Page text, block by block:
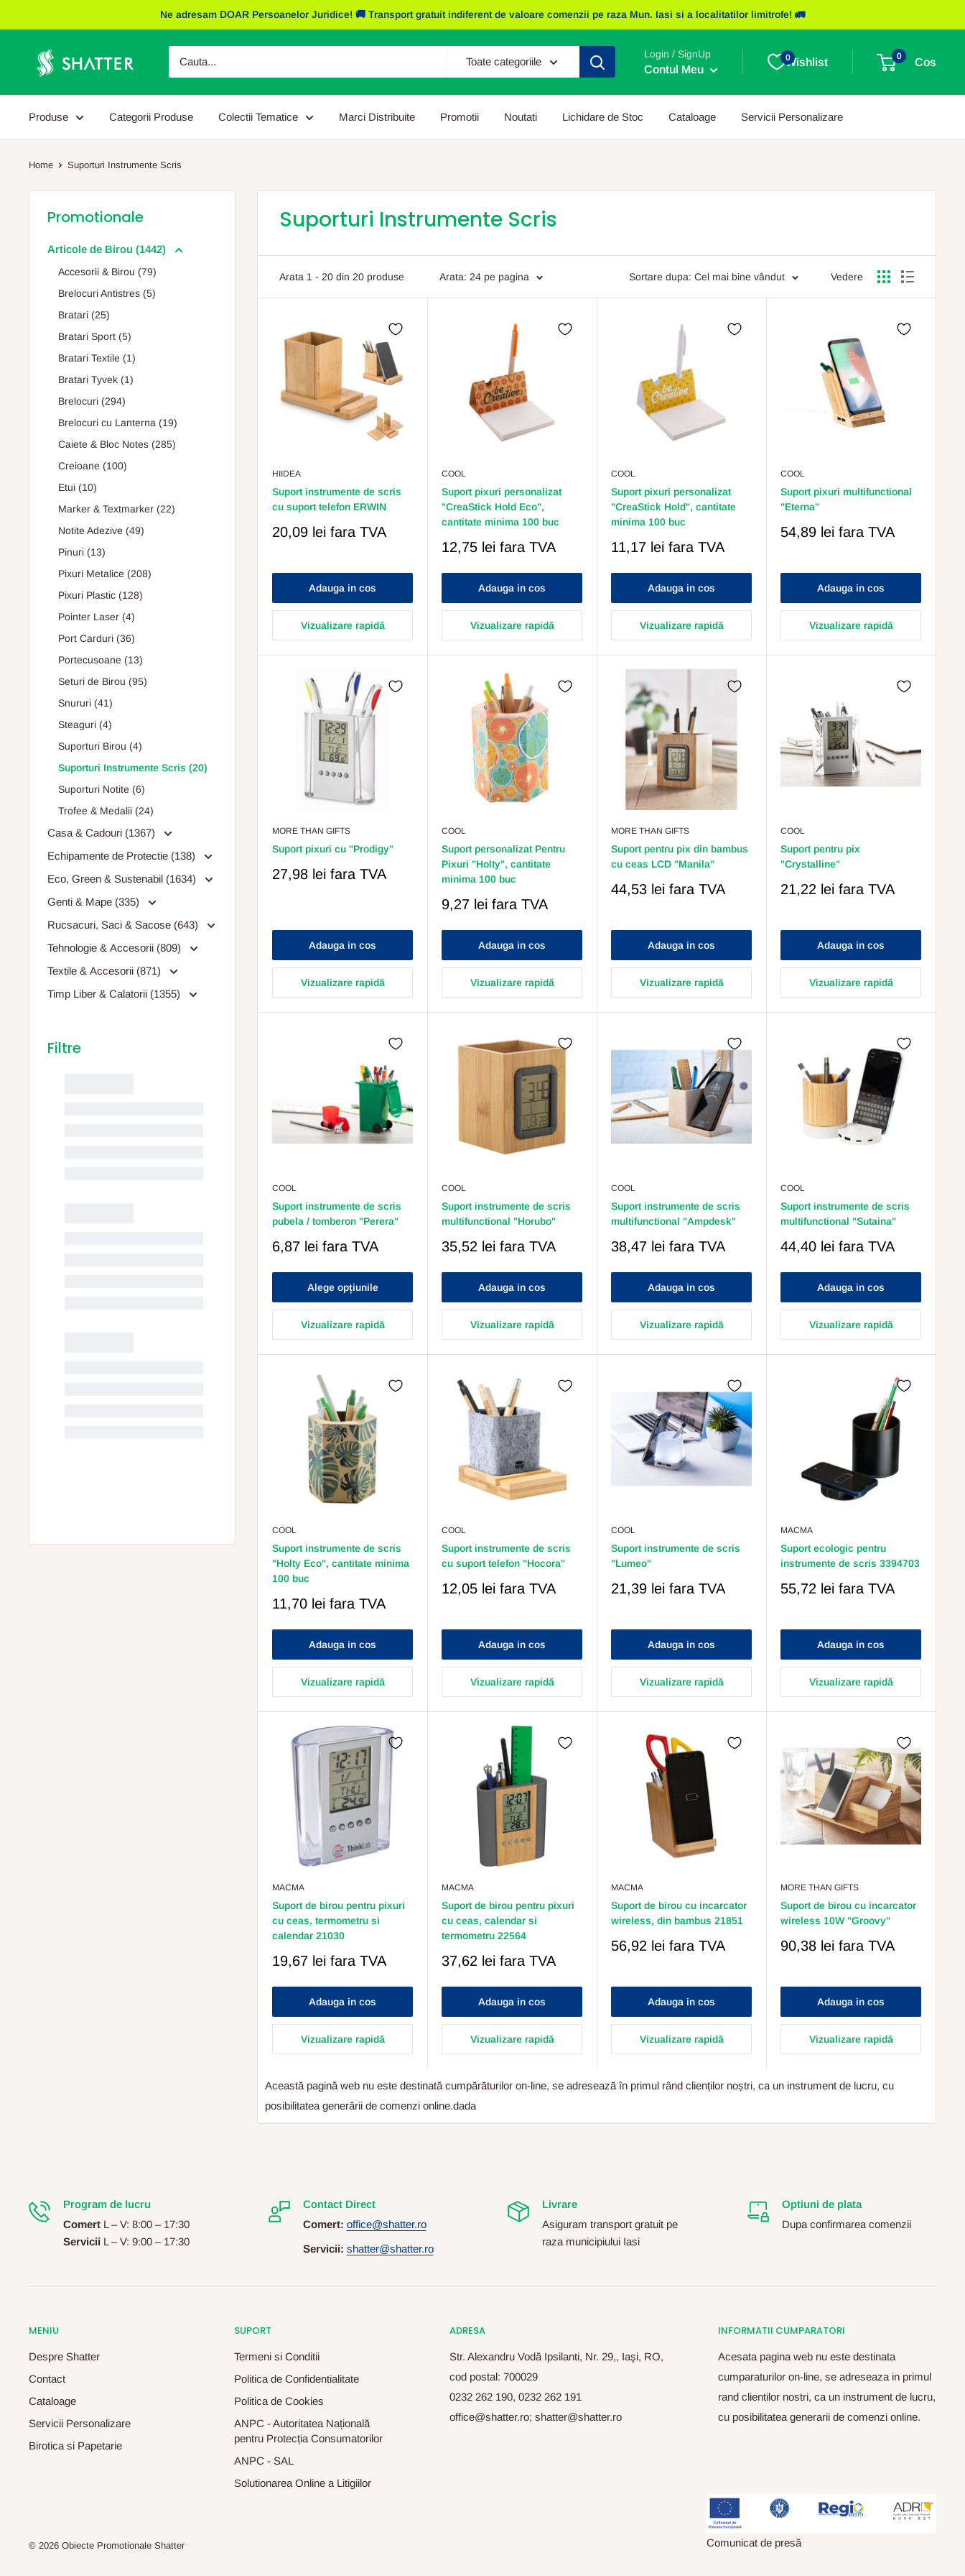
la
Ne adresam DOAR Persoanelor Juridice! 🚚 Transport gratuit indiferent de valoare comenzii pe raza Mun. Iasi si a localitatilor limitrofe! 🚛
Obiecte
Promotionale
Shatter
Toate categoriile
Login / SignUp
Contul Meu
Wishlist
0 0
Cos
Produse Categorii Produse Colectii Tematice Marci Distribuite Promotii Noutati Lichidare de Stoc Cataloage Servicii Personalizare
Home Suporturi Instrumente Scris
Promotionale
Articole de Birou (1442)
Accesorii & Birou (79)
Brelocuri Antistres (5)
Bratari (25)
Bratari Sport (5)
Bratari Textile (1)
Bratari Tyvek (1)
Brelocuri (294)
Brelocuri cu Lanterna (19)
Caiete & Bloc Notes (285)
Creioane (100)
Etui (10)
Marker & Textmarker (22)
Notite Adezive (49)
Pinuri (13)
Pixuri Metalice (208)
Pixuri Plastic (128)
Pointer Laser (4)
Port Carduri (36)
Portecusoane (13)
Seturi de Birou (95)
Snururi (41)
Steaguri (4)
Suporturi Birou (4)
Suporturi Instrumente Scris (20)
Suporturi Notite (6)
Trofee & Medalii (24)
Casa & Cadouri (1367)
Echipamente de Protectie (138)
Eco, Green & Sustenabil (1634)
Genti & Mape (335)
Rucsacuri, Saci & Sacose (643)
Tehnologie & Accesorii (809)
Textile & Accesorii (871)
Timp Liber & Calatorii (1355)
Suporturi Instrumente Scris
Arata 1 - 20 din 20 produse Arata: 24 pe pagina Sortare dupa: Cel mai bine vândut Vedere
HIIDEA
Suport instrumente de scris
cu suport telefon ERWIN
Pret
20,09 lei fara TVA
Adauga in cos
Vizualizare rapidă
COOL
Suport pixuri personalizat
"CreaStick Hold Eco",
cantitate minima 100 buc
Pret
12,75 lei fara TVA
Adauga in cos
Vizualizare rapidă
COOL
Suport pixuri personalizat
"CreaStick Hold", cantitate
minima 100 buc
Pret
11,17 lei fara TVA
Adauga in cos
Vizualizare rapidă
COOL
Suport pixuri multifunctional
"Eterna"
Pret
54,89 lei fara TVA
Adauga in cos
Vizualizare rapidă
MORE THAN GIFTS
Suport pixuri cu "Prodigy"
Pret
27,98 lei fara TVA
Adauga in cos
Vizualizare rapidă
COOL
Suport personalizat Pentru
Pixuri "Holty", cantitate
minima 100 buc
Pret
9,27 lei fara TVA
Adauga in cos
Vizualizare rapidă
MORE THAN GIFTS
Suport pentru pix din bambus
cu ceas LCD "Manila"
Pret
44,53 lei fara TVA
Adauga in cos
Vizualizare rapidă
COOL
Suport pentru pix
"Crystalline"
Pret
21,22 lei fara TVA
Adauga in cos
Vizualizare rapidă
COOL
Suport instrumente de scris
pubela / tomberon "Perera"
Pret
6,87 lei fara TVA
Alege opțiunile
Vizualizare rapidă
COOL
Suport instrumente de scris
multifunctional "Horubo"
Pret
35,52 lei fara TVA
Adauga in cos
Vizualizare rapidă
COOL
Suport instrumente de scris
multifunctional "Ampdesk"
Pret
38,47 lei fara TVA
Adauga in cos
Vizualizare rapidă
COOL
Suport instrumente de scris
multifunctional "Sutaina"
Pret
44,40 lei fara TVA
Adauga in cos
Vizualizare rapidă
COOL
Suport instrumente de scris
"Holty Eco", cantitate minima
100 buc
Pret
11,70 lei fara TVA
Adauga in cos
Vizualizare rapidă
COOL
Suport instrumente de scris
cu suport telefon "Hocora"
Pret
12,05 lei fara TVA
Adauga in cos
Vizualizare rapidă
COOL
Suport instrumente de scris
"Lumeo"
Pret
21,39 lei fara TVA
Adauga in cos
Vizualizare rapidă
MACMA
Suport ecologic pentru
instrumente de scris 3394703
Pret
55,72 lei fara TVA
Adauga in cos
Vizualizare rapidă
MACMA
Suport de birou pentru pixuri
cu ceas, termometru si
calendar 21030
Pret
19,67 lei fara TVA
Adauga in cos
Vizualizare rapidă
MACMA
Suport de birou pentru pixuri
cu ceas, calendar si
termometru 22564
Pret
37,62 lei fara TVA
Adauga in cos
Vizualizare rapidă
MACMA
Suport de birou cu incarcator
wireless, din bambus 21851
Pret
56,92 lei fara TVA
Adauga in cos
Vizualizare rapidă
MORE THAN GIFTS
Suport de birou cu incarcator
wireless 10W "Groovy"
Pret
90,38 lei fara TVA
Adauga in cos
Vizualizare rapidă
Această pagină web nu este destinată cumpărăturilor on-line, se adresează în primul rând clienților noștri, ca un instrument de lucru, cu
posibilitatea generării de comenzi online.dada
Program de lucru
Comert L – V: 8:00 – 17:30
Servicii L – V: 9:00 – 17:30
Contact Direct
Comert: office@shatter.ro
Servicii: shatter@shatter.ro
Livrare
Asiguram transport gratuit pe
raza municipiului Iasi
Optiuni de plata
Dupa confirmarea comenzii
MENIU
Despre Shatter
Contact
Cataloage
Servicii Personalizare
Birotica si Papetarie
SUPORT
Termeni si Conditii
Politica de Confidentialitate
Politica de Cookies
ANPC - Autoritatea Națională
pentru Protecția Consumatorilor
ANPC - SAL
Solutionarea Online a Litigiilor
ADRESA
Str. Alexandru Vodă Ipsilanti, Nr. 29,, Iaşi, RO,
cod postal: 700029
0232 262 190, 0232 262 191
office@shatter.ro; shatter@shatter.ro
INFORMATII CUMPARATORI
Acesata pagina web nu este destinata
cumparaturilor on-line, se adreseaza in primul
rand clientilor nostri, ca un instrument de lucru,
cu posibilitatea generarii de comenzi online.
Comunicat de presă
© 2026 Obiecte Promotionale Shatter